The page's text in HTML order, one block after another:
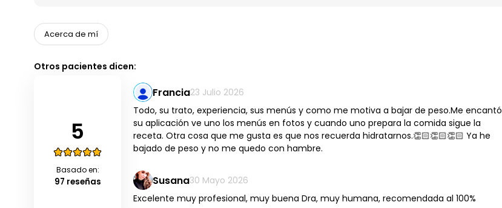
Acerca de mí
Otros pacientes dicen:
5
Basado en:
97 reseñas
Francia23 Julio 2026
Todo, su trato, experiencia, sus menús y como me motiva a bajar de peso.Me encantó
su aplicación ve uno los menús en fotos y cuando uno prepara la comida sigue la
receta. Otra cosa que me gusta es que nos recuerda hidratarnos.👏🏻👏🏻👏🏻 Ya he
bajado de peso y no me quedo con hambre.
Susana30 Mayo 2026
Excelente muy profesional, muy buena Dra, muy humana, recomendada al 100%